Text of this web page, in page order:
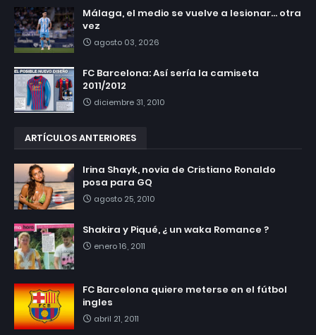
Málaga, el medio se vuelve a lesionar... otra
vez
agosto 03, 2026
FC Barcelona: Así sería la camiseta
2011/2012
diciembre 31, 2010
ARTÍCULOS ANTERIORES
Irina Shayk, novia de Cristiano Ronaldo
posa para GQ
agosto 25, 2010
Shakira y Piqué, ¿ un waka Romance ?
enero 16, 2011
FC Barcelona quiere meterse en el fútbol
ingles
abril 21, 2011